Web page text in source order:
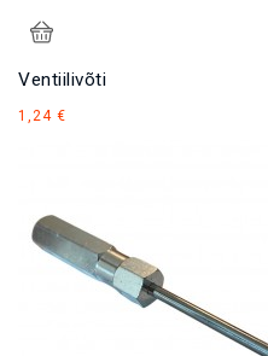
Ventiilivõti
1,24 €